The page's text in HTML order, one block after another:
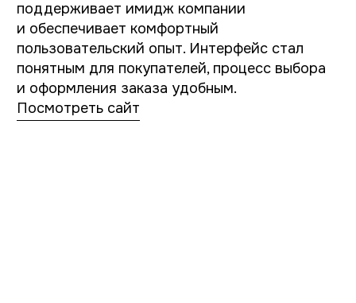
активом бренда.
Если вы планируете запуск интернет-
магазина или хотите понять, как выстроить
переход с маркетплейсов без хаоса и лишних
затрат можно начать с простого разговора
и брифа. Иногда уже на этапе обсуждения
становится понятно, какие задачи
действительно важны сейчас, а что можно